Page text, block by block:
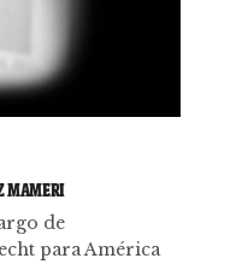
MAMERI
de
para América